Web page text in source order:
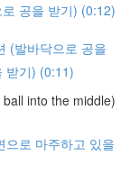
공을 받기) (0:12)
(발바닥으로 공을
받기) (0:11)
into the middle)
으로 마주하고 있을